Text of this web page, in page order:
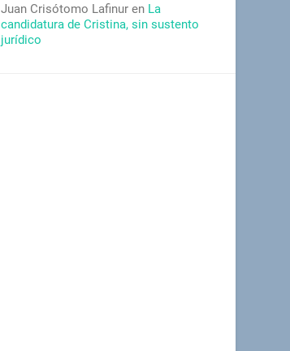
Juan Crisótomo Lafinur en La
candidatura de Cristina, sin sustento
jurídico